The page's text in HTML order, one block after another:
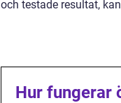
och testade resultat,
Hur fungerar